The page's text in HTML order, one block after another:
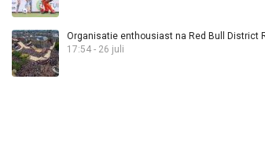
Organisatie enthousiast na Red Bull District
17:54 - 26 juli